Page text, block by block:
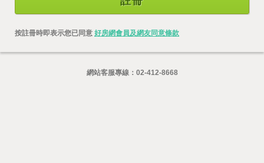
按註冊時即表示您已同意 好房網會員及網友同意條款
網站客服專線： 02-412-8668